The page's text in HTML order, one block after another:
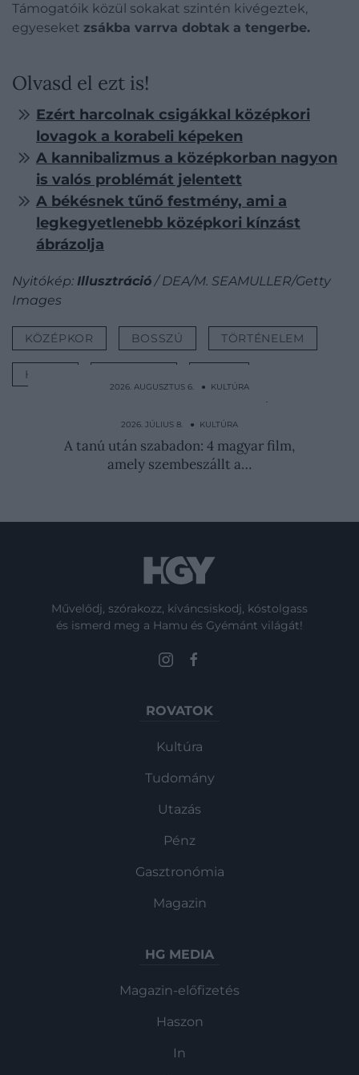
Támogatóik közül sokakat szintén kivégeztek,
egyeseket zsákba varrva dobtak a tengerbe.
Olvasd el ezt is!
Ezért harcolnak csigákkal középkori
lovagok a korabeli képeken
A kannibalizmus a középkorban nagyon
is valós problémát jelentett
A békésnek tűnő festmény, ami a
legkegyetlenebb középkori kínzást
ábrázolja
Nyitókép: Illusztráció/ DEA/M. SEAMULLER/Getty
Images
KÖZÉPKOR BOSSZÚ TÖRTÉNELEM
HALÁL
2026. AUGUSZTUS 6. ● KULTÚRA
Gyerekek indultak keresztes hadjáratra,
ezrek vesztek oda
2026. JÚLIUS 8. ● KULTÚRA
A tanú után szabadon: 4 magyar film,
amely szembeszállt a…
Művelődj, szórakozz, kíváncsiskodj, kóstolgass
és ismerd meg a Hamu és Gyémánt világát!
ROVATOK
Kultúra
Tudomány
Utazás
Pénz
Gasztronómia
Magazin
HG MEDIA
Magazin-előfizetés
Haszon
In